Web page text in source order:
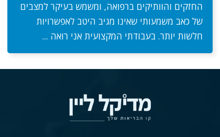
החזקים והוותיקים ברפואה, ומשמש בעיקר למצבים
של כאב משמעותי שאינו מגיב היטב לאפשרויות
חלשות יותר. בעבודתי המקצועית אני רואה ...